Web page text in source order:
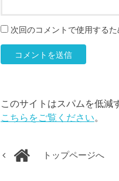
次回のコメントで使用する
このサイトはスパムを低減
こちらをご覧ください。
トップページへ